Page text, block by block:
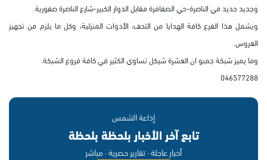
وجديد جديد في الناصرة-حي الصفافرة مقابل الدوار الكبير-شارع الناصرة صفورية.
ويشمل هذا الفرع كافة الهدايا من التحف، الأدوات المنزلية، وكل ما يلزم من تجهيز
العروس.
وما يميز شبكة جمبو ان العشرة شيكل تساوي الكثير في كافة فروع الشبكة.
046577288
إذاعة الشمس
تابع آخر الأخبار بلحظة بلحظة
أخبار عاجلة · تقارير حصرية · مباشر